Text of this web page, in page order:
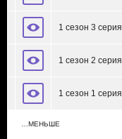
1 сезон 3 серия
1 сезон 2 серия
1 сезон 1 серия
…МЕНЬШЕ